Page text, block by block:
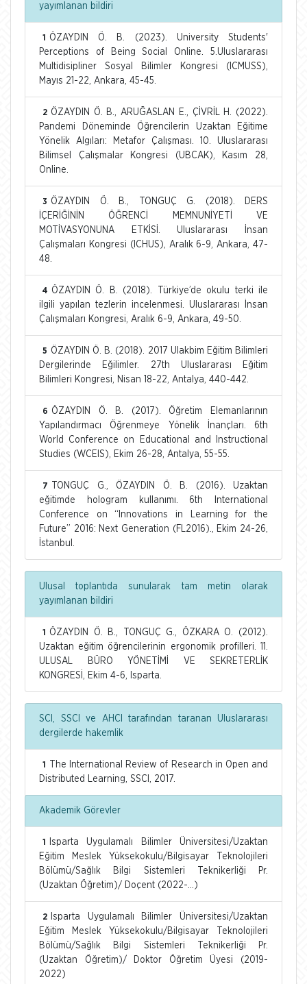
yayımlanan bildiri
1
ÖZAYDIN Ö. B. (2023). University Students'
Perceptions of Being Social Online. 5.Uluslararası
Multidisipliner Sosyal Bilimler Kongresi (ICMUSS),
Mayıs 21-22, Ankara, 45-45.
2 ÖZAYDIN Ö. B., ARUĞASLAN E., ÇİVRİL H. (2022).
Pandemi Döneminde Öğrencilerin Uzaktan Eğitime
Yönelik Algıları: Metafor Çalışması. 10. Uluslararası
Bilimsel Çalışmalar Kongresi (UBCAK), Kasım 28,
Online.
3 ÖZAYDIN Ö. B., TONGUÇ G. (2018). DERS
İÇERİĞİNİN ÖĞRENCİ MEMNUNİYETİ VE
MOTİVASYONUNA ETKİSİ. Uluslararası İnsan
Çalışmaları Kongresi (ICHUS), Aralık 6-9, Ankara, 47-
48.
4 ÖZAYDIN Ö. B. (2018). Türkiye’de okulu terki ile
ilgili yapılan tezlerin incelenmesi. Uluslararası İnsan
Çalışmaları Kongresi, Aralık 6-9, Ankara, 49-50.
5 ÖZAYDIN Ö. B. (2018). 2017 Ulakbim Eğitim Bilimleri
Dergilerinde Eğilimler. 27th Uluslararası Eğitim
Bilimleri Kongresi, Nisan 18-22, Antalya, 440-442.
6 ÖZAYDIN Ö. B. (2017). Öğretim Elemanlarının
Yapılandırmacı Öğrenmeye Yönelik İnançları. 6th
World Conference on Educational and Instructional
Studies (WCEIS), Ekim 26-28, Antalya, 55-55.
7
TONGUÇ G., ÖZAYDIN Ö. B. (2016). Uzaktan
eğitimde hologram kullanımı. 6th International
Conference on “Innovations in Learning for the
Future” 2016: Next Generation (FL2016)., Ekim 24-26,
İstanbul.
Ulusal toplantıda sunularak tam metin olarak
yayımlanan bildiri
1
ÖZAYDIN Ö. B., TONGUÇ G., ÖZKARA O. (2012).
Uzaktan eğitim öğrencilerinin ergonomik profilleri. 11.
ULUSAL BÜRO YÖNETİMİ VE SEKRETERLİK
KONGRESİ, Ekim 4-6, Isparta.
SCI, SSCI ve AHCI tarafından taranan Uluslararası
dergilerde hakemlik
1
The International Review of Research in Open and
Distributed Learning, SSCI, 2017.
Akademik Görevler
1
Isparta Uygulamalı Bilimler Üniversitesi/Uzaktan
Eğitim Meslek Yüksekokulu/Bilgisayar Teknolojileri
Bölümü/Sağlık Bilgi Sistemleri Teknikerliği Pr.
(Uzaktan Öğretim)/ Doçent (2022-...)
2
Isparta Uygulamalı Bilimler Üniversitesi/Uzaktan
Eğitim Meslek Yüksekokulu/Bilgisayar Teknolojileri
Bölümü/Sağlık Bilgi Sistemleri Teknikerliği Pr.
(Uzaktan Öğretim)/ Doktor Öğretim Üyesi (2019-
2022)